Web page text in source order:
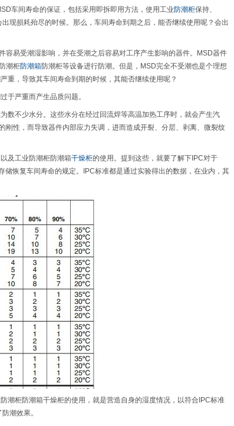
车间寿命的保证，包括采用即拆即用方法，使用工业防潮柜保持、
现损耗殆尽的时候。那么，车间寿命到期之后，能否继续使用呢？会出
易受潮湿影响，并在受潮之后容易对工序产生影响的器件。MSD器件
潮柜防潮箱防潮柜等设备进行防潮。但是，MSD完全不受潮也是个理想
重，导致其车间寿命到期的时候，其能否继续使用呢？
严重而产生品质问题。
不少水分。这些水分在经过回流焊等高温加热工序时，就会产生汽
性，而导致器件内部应力失调，进而造成开裂、分层、剥离、微裂纹
及工业防潮柜防潮箱干燥柜的使用。提到这些，就要了解下IPC对于
恢复车间寿命的规定。IPC标准都是通过实验得出的数据，在业内，其
柜防潮箱干燥柜的使用，就是营造自身的湿度情况，以符合IPC标准
潮效果。